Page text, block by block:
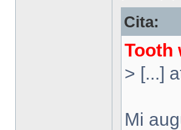
Cita:
Tooth
> [...]
Mi